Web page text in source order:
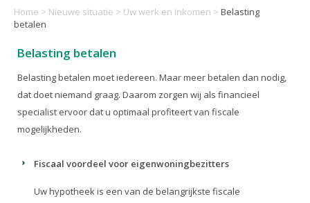
Home > Nieuwe situatie > Uw werk en inkomen > Belasting
betalen
Belasting betalen
Belasting betalen moet iedereen. Maar meer betalen dan nodig,
dat doet niemand graag. Daarom zorgen wij als financieel
specialist ervoor dat u optimaal profiteert van fiscale
mogelijkheden.
Fiscaal voordeel voor eigenwoningbezitters
Uw hypotheek is een van de belangrijkste fiscale